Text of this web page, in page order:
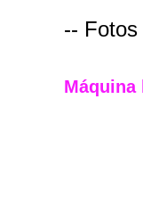
-- Fotos
Máquina